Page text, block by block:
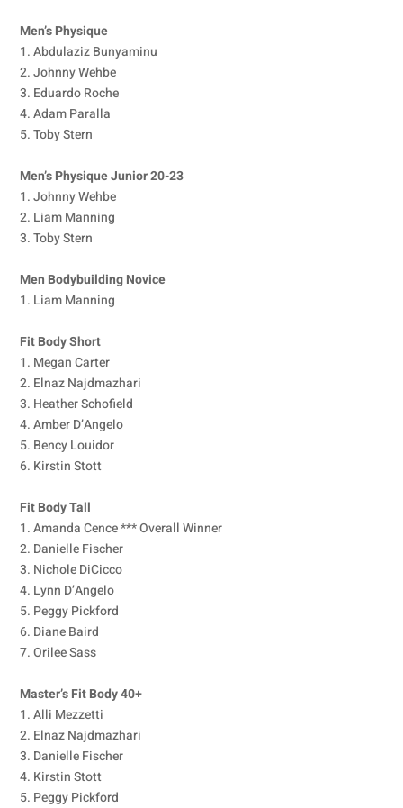
Men’s Physique
1. Abdulaziz Bunyaminu
2. Johnny Wehbe
3. Eduardo Roche
4. Adam Paralla
5. Toby Stern
Men’s Physique Junior 20-23
1. Johnny Wehbe
2. Liam Manning
3. Toby Stern
Men Bodybuilding Novice
1. Liam Manning
Fit Body Short
1. Megan Carter
2. Elnaz Najdmazhari
3. Heather Schofield
4. Amber D’Angelo
5. Bency Louidor
6. Kirstin Stott
Fit Body Tall
1. Amanda Cence *** Overall Winner
2. Danielle Fischer
3. Nichole DiCicco
4. Lynn D’Angelo
5. Peggy Pickford
6. Diane Baird
7. Orilee Sass
Master’s Fit Body 40+
1. Alli Mezzetti
2. Elnaz Najdmazhari
3. Danielle Fischer
4. Kirstin Stott
5. Peggy Pickford